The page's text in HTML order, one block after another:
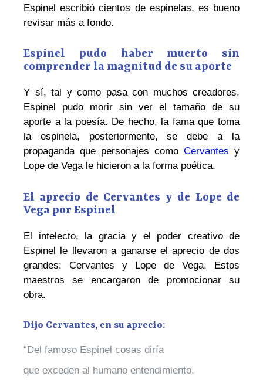
Espinel escribió cientos de espinelas, es bueno
revisar más a fondo.
Espinel pudo haber muerto sin
comprender la magnitud de su aporte
Y sí, tal y como pasa con muchos creadores,
Espinel pudo morir sin ver el tamaño de su
aporte a la poesía. De hecho, la fama que toma
la espinela, posteriormente, se debe a la
propaganda que personajes como Cervantes y
Lope de Vega le hicieron a la forma poética.
El aprecio de Cervantes y de Lope de
Vega por Espinel
El intelecto, la gracia y el poder creativo de
Espinel le llevaron a ganarse el aprecio de dos
grandes: Cervantes y Lope de Vega. Estos
maestros se encargaron de promocionar su
obra.
Dijo Cervantes, en su aprecio:
“Del famoso Espinel cosas diría
que exceden al humano entendimiento,